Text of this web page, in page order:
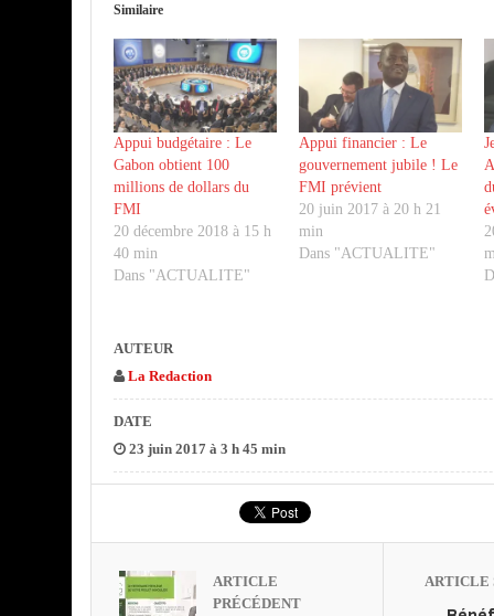
Similaire
Appui budgétaire : Le
Gabon obtient 100
millions de dollars du
FMI
20 décembre 2018 à 15 h
40 min
Dans "ACTUALITE"
Appui financier : Le
gouvernement jubile ! Le
FMI prévient
20 juin 2017 à 20 h 21
min
Dans "ACTUALITE"
AUTEUR
La Redaction
DATE
23 juin 2017 à 3 h 45 min
ARTICLE
PRÉCÉDENT
ARTICLE